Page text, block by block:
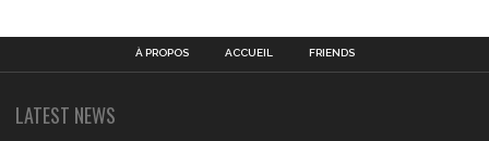
À PROPOS ACCUEIL FRIENDS
LATEST NEWS